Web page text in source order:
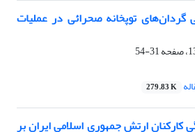
توپخانه صحرائی در عملیات
31-54
279.83 K
ارتش جمهوری اسلامی ایران بر